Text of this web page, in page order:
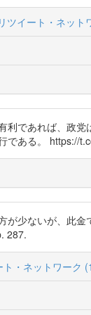
リツイート・ネット
であれば、政
である。 https://
少ないが、此
287.
ト・ネットワーク